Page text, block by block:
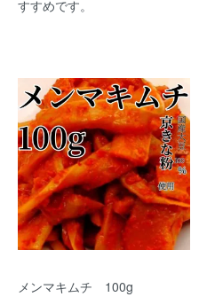
すすめです。
メンマキムチ 100g